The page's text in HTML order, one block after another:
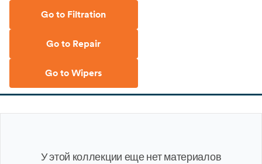
Go to Filtration
Go to Repair
Go to Wipers
У этой коллекции еще нет материалов